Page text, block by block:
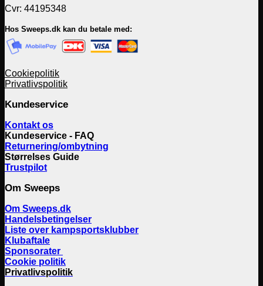
Cvr: 44195348
Hos Sweeps.dk kan du betale med:
Cookiepolitik
Privatlivspolitik
Kundeservice
Kontakt os
Kundeservice - FAQ
Returnering/ombytning
Størrelses Guide
Trustpilot
Om Sweeps
Om Sweeps.dk
Handelsbetingelser
Liste over kampsportsklubber
Klubaftale
Sponsorater
Cookie politik
Privatlivspolitik